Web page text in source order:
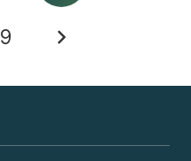
9